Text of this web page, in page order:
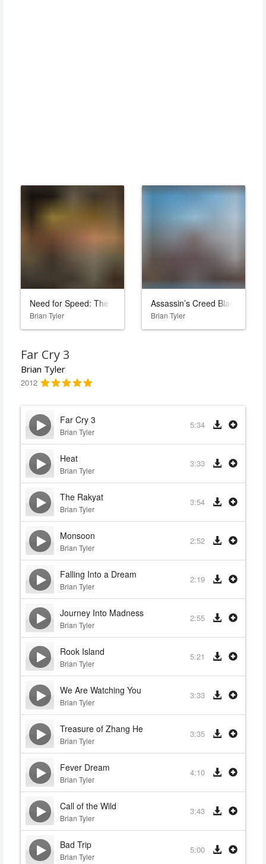
Need for Speed: The Run
Brian Tyler
Assassin’s Creed Black Flag
Brian Tyler
Far Cry 3
Brian Tyler
2012
Far Cry 3
Brian Tyler
5:34
Heat
Brian Tyler
3:33
The Rakyat
Brian Tyler
3:54
Monsoon
Brian Tyler
2:52
Falling Into a Dream
Brian Tyler
2:19
Journey Into Madness
Brian Tyler
2:55
Rook Island
Brian Tyler
5:21
We Are Watching You
Brian Tyler
3:33
Treasure of Zhang He
Brian Tyler
3:35
Fever Dream
Brian Tyler
4:10
Call of the Wild
Brian Tyler
3:43
Bad Trip
Brian Tyler
5:00